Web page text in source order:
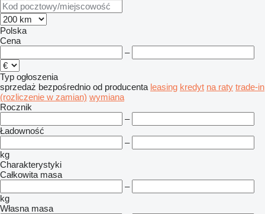
Polska
Cena
–
Typ ogłoszenia
sprzedaż bezpośrednio od producenta leasing kredyt na raty trade-in
(rozliczenie w zamian) wymiana
Rocznik
–
Ładowność
–
kg
Charakterystyki
Całkowita masa
–
kg
Własna masa